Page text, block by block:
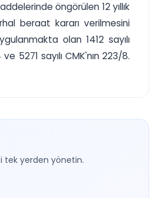
öngörülen 12 yıllık
beraat kararı verilmesini
olan 1412 sayılı
5271 sayılı CMK'nın 223/8.
tek yerden yönetin.